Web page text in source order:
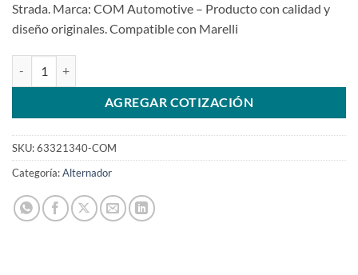
Strada. Marca: COM Automotive – Producto con calidad y
diseño originales. Compatible con Marelli
AGREGAR COTIZACIÓN
SKU:63321340-COM
Categoría:Alternador